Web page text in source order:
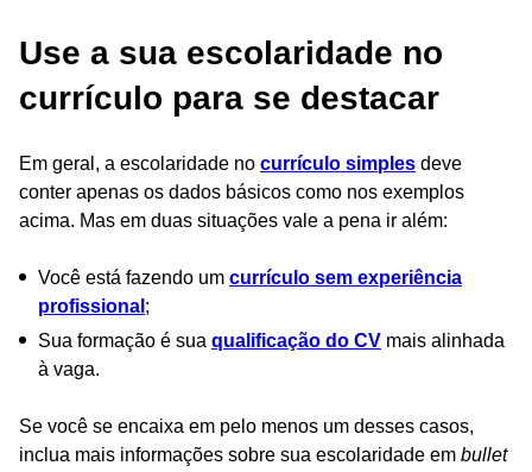
Use a sua escolaridade no
currículo para se destacar
Em geral, a escolaridade no currículo simples deve
conter apenas os dados básicos como nos exemplos
acima. Mas em duas situações vale a pena ir além:
Você está fazendo um currículo sem experiência
profissional ;
Sua formação é sua qualificação do CV mais alinhada
à vaga.
Se você se encaixa em pelo menos um desses casos,
inclua mais informações sobre sua escolaridade em bullet